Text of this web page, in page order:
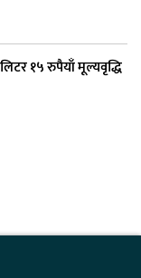
१५ रुपैयाँ मूल्यवृद्धि